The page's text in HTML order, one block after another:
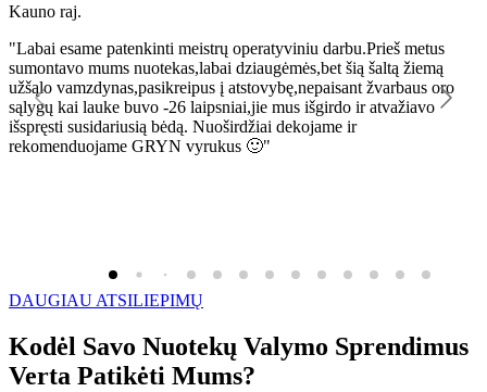
Kauno raj.
"Labai esame patenkinti meistrų operatyviniu darbu.Prieš metus
sumontavo mums nuotekas,labai dziaugėmės,bet šią šaltą žiemą
užšąlo vamzdynas,pasikreipus į atstovybę,nepaisant žvarbaus oro
sąlygų kai lauke buvo -26 laipsniai,jie mus išgirdo ir atvažiavo
išspręsti susidariusią bėdą. Nuoširdžiai dekojame ir
rekomenduojame GRYN vyrukus 🙂"
DAUGIAU ATSILIEPIMŲ
Kodėl Savo Nuotekų Valymo Sprendimus
Verta Patikėti Mums?